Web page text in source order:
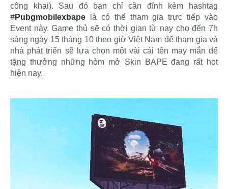
công khai). Sau đó bạn chỉ cần đính kèm hashtag
#Pubgmobilexbape là có thể tham gia trực tiếp vào
Event này. Game thủ sẽ có thời gian từ nay cho đến 7h
sáng ngày 15 tháng 10 theo giờ Việt Nam để tham gia và
nhà phát triển sẽ lựa chọn một vài cái tên may mắn để
tặng thưởng những hòm mở Skin BAPE đang rất hot
hiện nay.